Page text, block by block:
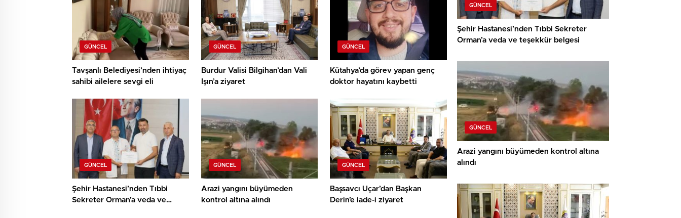
GÜNCEL
Tavşanlı Belediyesi’nden ihtiyaç
sahibi ailelere sevgi eli
GÜNCEL
Burdur Valisi Bilgihan’dan Vali
Işın’a ziyaret
GÜNCEL
Kütahya’da görev yapan genç
doktor hayatını kaybetti
GÜNCEL
Şehir Hastanesi’nden Tıbbi
Sekreter Orman’a veda ve
GÜNCEL
Arazi yangını büyümeden
kontrol altına alındı
GÜNCEL
Başsavcı Uçar’dan Başkan
Derin’e iade-i ziyaret
GÜNCEL
Şehir Hastanesi’nden Tıbbi Sekreter
Orman’a veda ve teşekkür belgesi
GÜNCEL
Arazi yangını büyümeden kontrol altına
alındı